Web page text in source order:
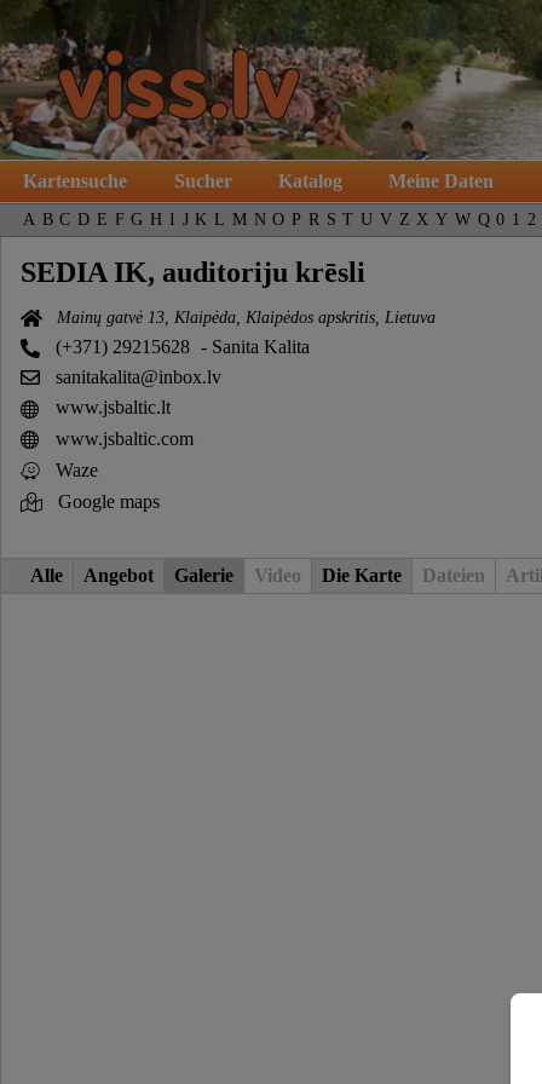
Kartensuche Sucher Katalog Meine Daten
A B C D E F G H I J K L M N O P R S T U V Z X Y W Q 0 1 2
SEDIA IK, auditoriju krēsli
Mainų gatvė 13, Klaipėda, Klaipėdos apskritis, Lietuva
(+371) 29215628 - Sanita Kalita
sanitakalita@inbox.lv
www.jsbaltic.lt
www.jsbaltic.com
Waze
Google maps
Alle Angebot Galerie Video Die Karte Dateien